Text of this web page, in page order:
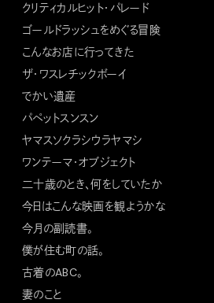
クリティカルヒット・パレード
ゴールドラッシュをめぐる冒険
こんなお店に行ってきた
ザ・ワスレチックボーイ
でかい遺産
パペットスンスン
ヤマスソクラシウラヤマシ
ワンテーマ・オブジェクト
二十歳のとき、何をしていたか
今日はこんな映画を観ようかな
今月の副読書。
僕が住む町の話。
古着のABC。
妻のこと